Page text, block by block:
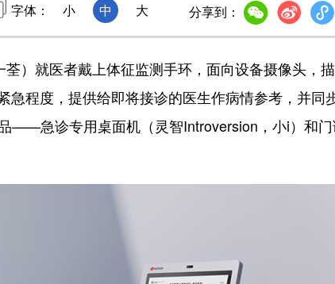
字体： 小 中 大 分享到：
就医者戴上体征监测手环，面向设备摄像头，描
急程度，提供给即将接诊的医生作病情参考，并
——急诊专用桌面机（灵智Introversion，小i）和